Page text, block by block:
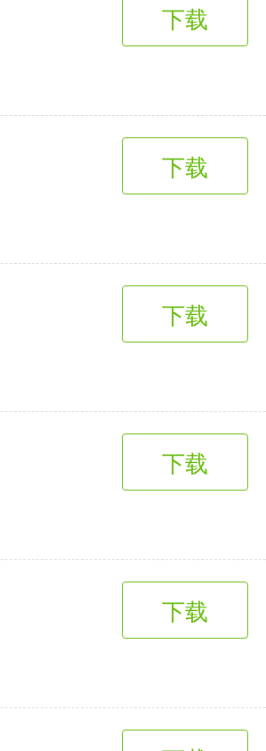
下载
下载
下载
下载
下载